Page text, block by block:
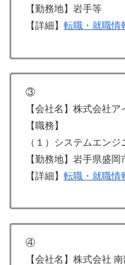
【勤務地】岩手等
【詳細】 転職・就職情
③
【会社名】株式会社ア
【職務】
（１）システムエンジ
【勤務地】岩手県盛岡
【詳細】 転職・就職情
④
【会社名】株式会社